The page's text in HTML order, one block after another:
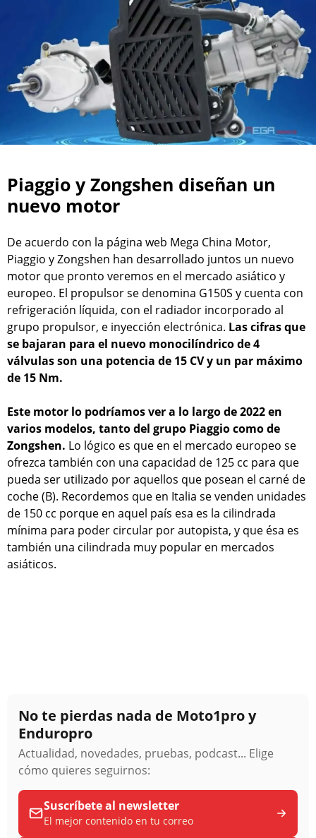
Piaggio y Zongshen diseñan un
nuevo motor
De acuerdo con la página web Mega China Motor,
Piaggio y Zongshen han desarrollado juntos un nuevo
motor que pronto veremos en el mercado asiático y
europeo. El propulsor se denomina G150S y cuenta con
refrigeración líquida, con el radiador incorporado al
grupo propulsor, e inyección electrónica. Las cifras que
se bajaran para el nuevo monocilíndrico de 4
válvulas son una potencia de 15 CV y un par máximo
de 15 Nm.
Este motor lo podríamos ver a lo largo de 2022 en
varios modelos, tanto del grupo Piaggio como de
Zongshen. Lo lógico es que en el mercado europeo se
ofrezca también con una capacidad de 125 cc para que
pueda ser utilizado por aquellos que posean el carné de
coche (B). Recordemos que en Italia se venden unidades
de 150 cc porque en aquel país esa es la cilindrada
mínima para poder circular por autopista, y que ésa es
también una cilindrada muy popular en mercados
asiáticos.
No te pierdas nada de Moto1pro y
Enduropro
Actualidad, novedades, pruebas, podcast... Elige
cómo quieres seguirnos:
Suscríbete al newsletter
El mejor contenido en tu correo